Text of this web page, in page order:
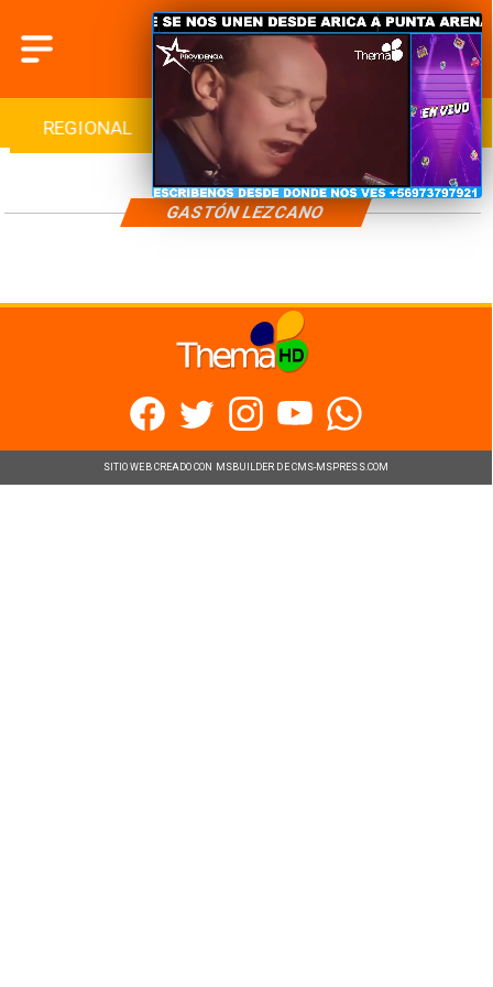
REGIONAL INTERNACIONAL DEPORTES
GASTÓN LEZCANO
SITIO WEB CREADO CON MSBUILDER DE CMS-MSPRESS.COM